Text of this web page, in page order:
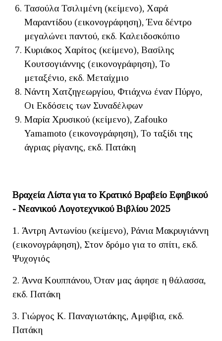
Τασούλα Τσιλιμένη (κείμενο), Χαρά
Μαραντίδου (εικονογράφηση), Ένα δέντρο
μεγαλώνει παντού, εκδ. Καλειδοσκόπιο
Κυριάκος Χαρίτος (κείμενο), Βασίλης
Κουτσογιάννης (εικονογράφηση), Το
μεταξένιο, εκδ. Μεταίχμιο
Νάντη Χατζηγεωργίου, Φτιάχνω έναν Πύργο,
Οι Εκδόσεις των Συναδέλφων
Μαρία Χρυσικού (κείμενο), Zafouko
Yamamoto (εικονογράφηση), Το ταξίδι της
άγριας ρίγανης, εκδ. Πατάκη
Βραχεία Λίστα για το Κρατικό Βραβείο Εφηβικού
- Νεανικού Λογοτεχνικού Βιβλίου 2025
1. Άντρη Αντωνίου (κείμενο), Ράνια Μακρυγιάννη
(εικονογράφηση), Στον δρόμο για το σπίτι, εκδ.
Ψυχογιός
2. Άννα Κουππάνου, Όταν μας άφησε η θάλασσα,
εκδ. Πατάκη
3. Γιώργος Κ. Παναγιωτάκης, Αμφίβια, εκδ.
Πατάκη